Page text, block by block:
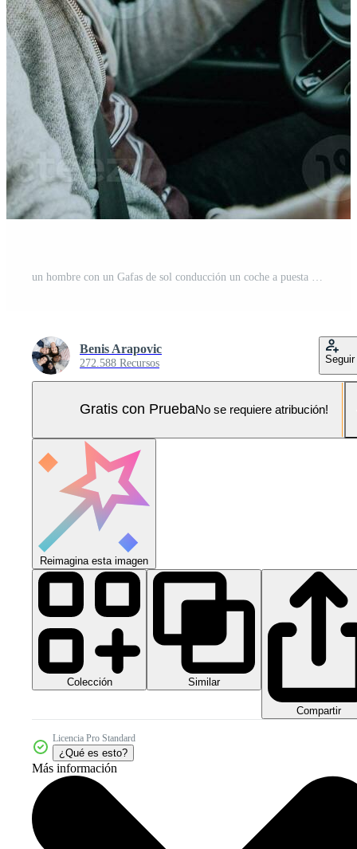
Benis Arapovic
272.588 Recursos Seguir
Gratis con PruebaNo se requiere atribución!
Reimagina esta imagen
Colección Similar
Compartir
Licencia Pro Standard
¿Qué es esto?
Más información